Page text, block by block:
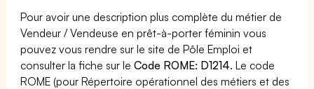
Pour avoir une description plus complète du métier de
Vendeur / Vendeuse en prêt-à-porter féminin vous
pouvez vous rendre sur le site de Pôle Emploi et
consulter la fiche sur leCode ROME: D1214. Le code
ROME (pour Répertoire opérationnel des métiers et des